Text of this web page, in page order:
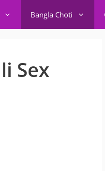
Bangla Choti
Sex